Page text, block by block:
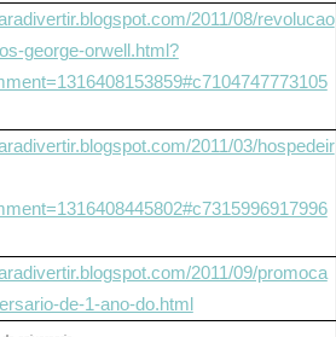
2011/08/revolucao
george-orwell.html?
2011/03/hospedeir
2011/09/promoca
de-1-ano-do.html